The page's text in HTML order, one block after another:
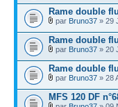
Rame double
par Bruno37 » 29
Rame double
par Bruno37 » 20
Rame double
par Bruno37 » 28
MFS 120 DF